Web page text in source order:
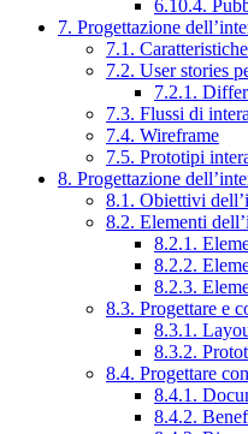
6.10.4.
7. Progettazione
7.1.
7.2. User stories
7.2.1.
7.3. Flussi di
7.4. Wireframe
7.5. Prototipi
8. Progettazione
8.1. Obiettivi
8.2. Elementi
8.2.1.
8.2.2.
8.2.3.
8.3. Progettare e
8.3.1.
8.3.2.
8.4. Progettare
8.4.1.
8.4.2.